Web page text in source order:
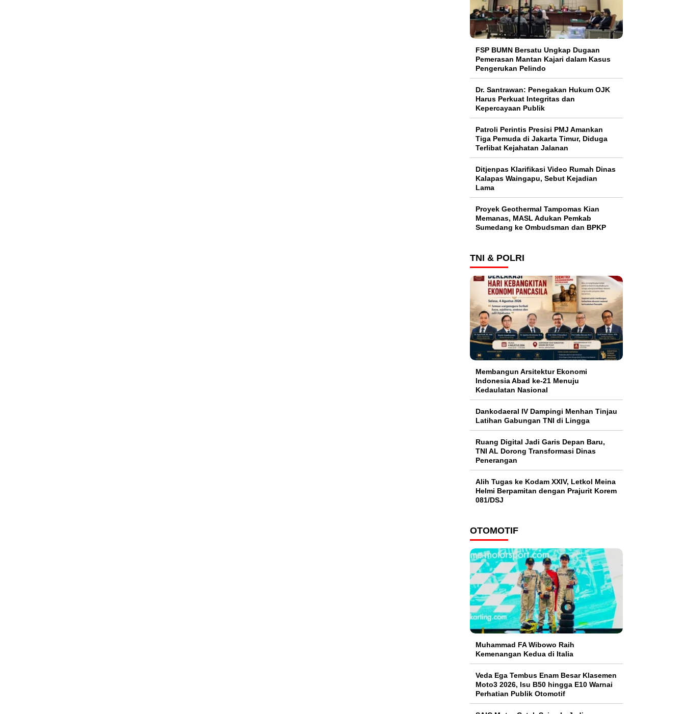
FSP BUMN Bersatu Ungkap Dugaan
Pemerasan Mantan Kajari dalam Kasus
Pengerukan Pelindo
Dr. Santrawan: Penegakan Hukum OJK
Harus Perkuat Integritas dan
Kepercayaan Publik
Patroli Perintis Presisi PMJ Amankan
Tiga Pemuda di Jakarta Timur, Diduga
Terlibat Kejahatan Jalanan
Ditjenpas Klarifikasi Video Rumah Dinas
Kalapas Waingapu, Sebut Kejadian
Lama
Proyek Geothermal Tampomas Kian
Memanas, MASL Adukan Pemkab
Sumedang ke Ombudsman dan BPKP
TNI & POLRI
Membangun Arsitektur Ekonomi
Indonesia Abad ke-21 Menuju
Kedaulatan Nasional
Dankodaeral IV Dampingi Menhan Tinjau
Latihan Gabungan TNI di Lingga
Ruang Digital Jadi Garis Depan Baru,
TNI AL Dorong Transformasi Dinas
Penerangan
Alih Tugas ke Kodam XXIV, Letkol Meina
Helmi Berpamitan dengan Prajurit Korem
081/DSJ
OTOMOTIF
Muhammad FA Wibowo Raih
Kemenangan Kedua di Italia
Veda Ega Tembus Enam Besar Klasemen
Moto3 2026, Isu B50 hingga E10 Warnai
Perhatian Publik Otomotif